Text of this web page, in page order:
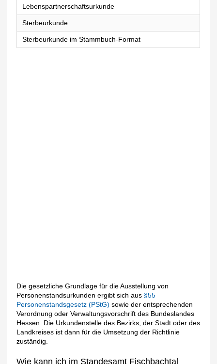
Lebenspartnerschaftsurkunde
Sterbeurkunde
Sterbeurkunde im Stammbuch-Format
Die gesetzliche Grundlage für die Ausstellung von
Personenstandsurkunden ergibt sich aus §55
Personenstandsgesetz (PStG)sowie der entsprechenden
Verordnung oder Verwaltungsvorschrift des Bundeslandes
Hessen. Die Urkundenstelle des Bezirks, der Stadt oder des
Landkreises ist dann für die Umsetzung der Richtlinie
zuständig.
Wie kann ich im Standesamt Fischbachtal